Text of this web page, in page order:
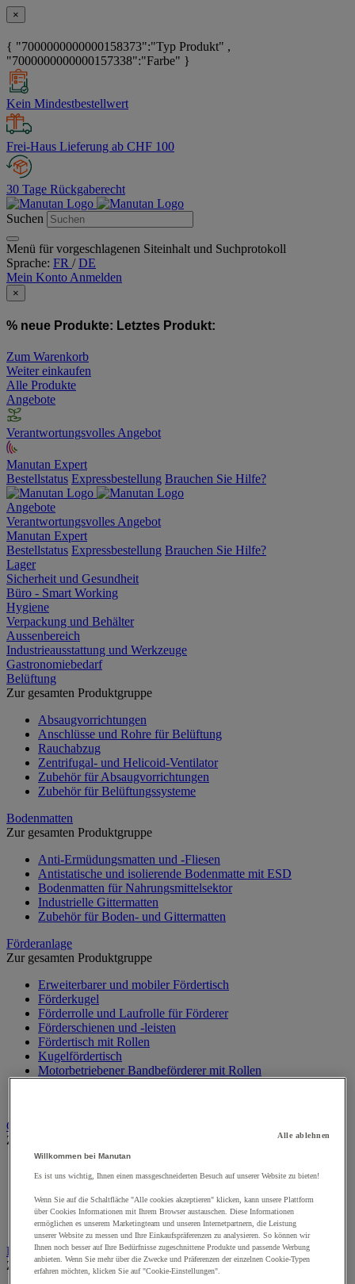
×
{ "7000000000000158373":"Typ Produkt" ,
"7000000000000157338":"Farbe" }
Kein Mindestbestellwert
Frei-Haus Lieferung ab CHF 100
30 Tage Rückgaberecht
Suchen
Menü für vorgeschlagenen Siteinhalt und Suchprotokoll
Sprache: FR /DE
Mein Konto Anmelden
×
% neue Produkte: Letztes Produkt:
Zum Warenkorb
Weiter einkaufen
Alle Produkte
Angebote
Verantwortungsvolles Angebot
Manutan Expert
Bestellstatus Expressbestellung Brauchen Sie Hilfe?
Angebote
Verantwortungsvolles Angebot
Manutan Expert
Bestellstatus Expressbestellung Brauchen Sie Hilfe?
Lager
Sicherheit und Gesundheit
Büro - Smart Working
Hygiene
Verpackung und Behälter
Aussenbereich
Industrieausstattung und Werkzeuge
Gastronomiebedarf
Belüftung
Zur gesamten Produktgruppe
Absaugvorrichtungen
Anschlüsse und Rohre für Belüftung
Rauchabzug
Zentrifugal- und Helicoid-Ventilator
Zubehör für Absaugvorrichtungen
Zubehör für Belüftungssysteme
Bodenmatten
Zur gesamten Produktgruppe
Anti-Ermüdungsmatten und -Fliesen
Antistatische und isolierende Bodenmatte mit ESD
Bodenmatten für Nahrungsmittelsektor
Industrielle Gittermatten
Zubehör für Boden- und Gittermatten
Förderanlage
Zur gesamten Produktgruppe
Erweiterbarer und mobiler Fördertisch
Förderkugel
Förderrolle und Laufrolle für Förderer
Förderschienen und -leisten
Fördertisch mit Rollen
Kugelfördertisch
Motorbetriebener Bandbeförderer mit Rollen
Garderobe
Zur gesamten Produktgruppe
Schränke für IT Geräte und Post
Spezielle Schränke und Ablagen
Spinde mit 1 Tür
Spinde mit mehreren Fächern
Hallenbüros, Kabinen und Trennwände
Zur gesamten Produktgruppe
Alle ablehnen
Willkommen bei Manutan
Es ist uns wichtig, Ihnen einen massgeschneiderten Besuch auf unserer Website zu bieten!
Wenn Sie auf die Schaltfläche "Alle cookies akzeptieren" klicken, kann unsere Plattform
über Cookies Informationen mit Ihrem Browser austauschen. Diese Informationen
ermöglichen es unserem Marketingteam und unseren Internetpartnern, die Leistung
unserer Website zu messen und Ihre Einkaufspräferenzen zu analysieren. So können wir
Ihnen noch besser auf Ihre Bedürfnisse zugeschnittene Produkte und passende Werbung
anbieten. Wenn Sie mehr über die Zwecke und Präferenzen der einzelnen Cookie-Typen
erfahren möchten, klicken Sie auf "Cookie-Einstellungen".